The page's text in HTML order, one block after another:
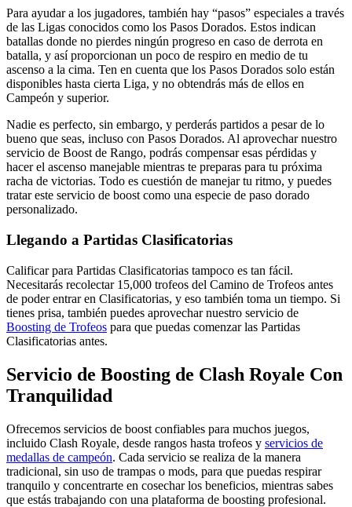
Para ayudar a los jugadores, también hay “pasos” especiales a través
de las Ligas conocidos como los Pasos Dorados. Estos indican
batallas donde no pierdes ningún progreso en caso de derrota en
batalla, y así proporcionan un poco de respiro en medio de tu
ascenso a la cima. Ten en cuenta que los Pasos Dorados solo están
disponibles hasta cierta Liga, y no obtendrás más de ellos en
Campeón y superior.
Nadie es perfecto, sin embargo, y perderás partidos a pesar de lo
bueno que seas, incluso con Pasos Dorados. Al aprovechar nuestro
servicio de Boost de Rango, podrás compensar esas pérdidas y
hacer el ascenso manejable mientras te preparas para tu próxima
racha de victorias. Todo es cuestión de manejar tu ritmo, y puedes
tratar este servicio de boost como una especie de paso dorado
personalizado.
Llegando a Partidas Clasificatorias
Calificar para Partidas Clasificatorias tampoco es tan fácil.
Necesitarás recolectar 15,000 trofeos del Camino de Trofeos antes
de poder entrar en Clasificatorias, y eso también toma un tiempo. Si
tienes prisa, también puedes aprovechar nuestro servicio de
Boosting de Trofeos para que puedas comenzar las Partidas
Clasificatorias antes.
Servicio de Boosting de Clash Royale Con
Tranquilidad
Ofrecemos servicios de boost confiables para muchos juegos,
incluido Clash Royale, desde rangos hasta trofeos y servicios de
medallas de campeón. Cada servicio se realiza de la manera
tradicional, sin uso de trampas o mods, para que puedas respirar
tranquilo y concentrarte en cosechar los beneficios, mientras sabes
que estás trabajando con una plataforma de boosting profesional.